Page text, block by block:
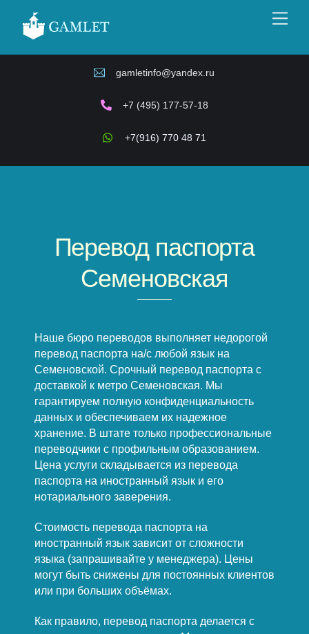
content
gamletinfo@yandex.ru
+7 (495) 177-57-18
+7(916) 770 48 71
Перевод паспорта
Семеновская
Наше бюро переводов выполняет недорогой
перевод паспорта на/с любой язык на
Семеновской. Срочный перевод паспорта с
доставкой к метро Семеновская. Мы
гарантируем полную конфиденциальность
данных и обеспечиваем их надежное
хранение. В штате только профессиональные
переводчики с профильным образованием.
Цена услуги складывается из перевода
паспорта на иностранный язык и его
нотариального заверения.
Стоимость перевода паспорта на
иностранный язык зависит от сложности
языка (запрашивайте у менеджера). Цены
могут быть снижены для постоянных клиентов
или при больших объёмах.
Как правило, перевод паспорта делается с